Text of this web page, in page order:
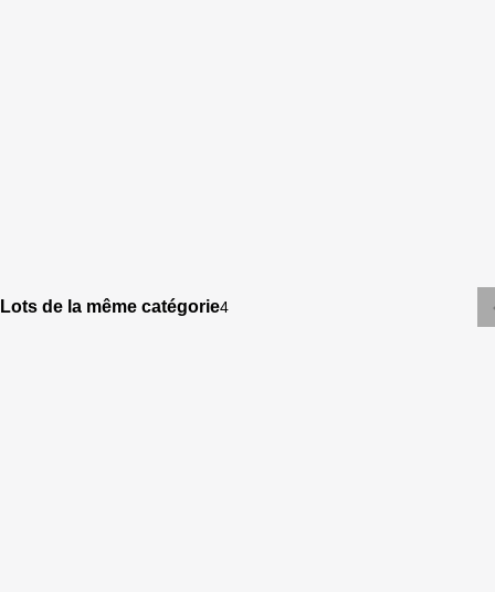
Lots de la même catégorie4